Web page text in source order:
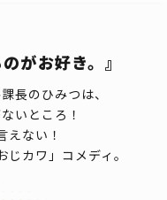
がお好き。』
長のひみつは、
いところ！
ない！
カワ」コメディ。